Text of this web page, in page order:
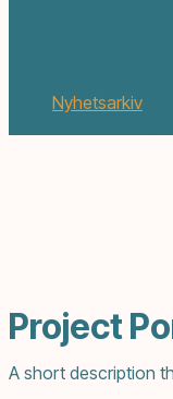
Nyhetsarkiv
Project
A short description